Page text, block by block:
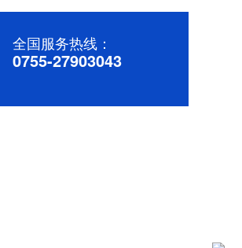
高效稳定的直流微电机：助力您的产品升级
全国服务热线：
0755-27903043